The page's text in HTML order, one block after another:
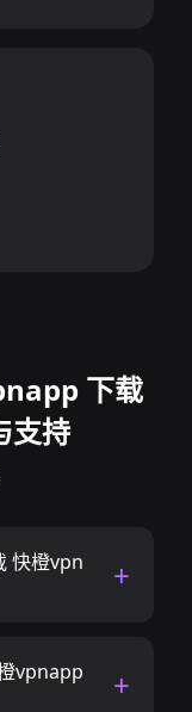
下载
支持
快橙vpn
vpnapp